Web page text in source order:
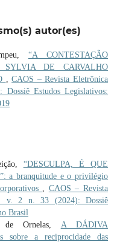
autor(es)
“A CONTESTAÇÃO
SYLVIA DE CARVALHO
,CAOS – Revista Eletrônica
Estudos Legislativos:
“DESCULPA, É QUE
a branquitude e o privilégio
CAOS – Revista
v. 2 n. 33 (2024): Dossiê
Brasil
de Ornelas, A DÁDIVA
sobre a reciprocidade das